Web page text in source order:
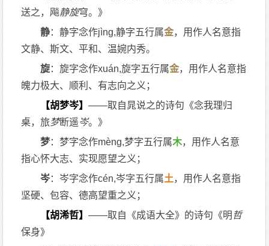
送之，飚静旋穹。》
静：静字念作jìng,静字五行属金，用作人名意指
文静、斯文、平和、温婉内秀。
旋：旋字念作xuán,旋字五行属金，用作人名意指
魄力极大、顺利、有志向之义；
【胡梦岑】——取自晁说之的诗句《念我理归
桌，旅梦断遥岑。》
梦：梦字念作mèng,梦字五行属木，用作人名意
指心怀大志、实现愿望之义；
岑：岑字念作cén,岑字五行属土，用作人名意指
坚硬、包容、德高望重之义；
【胡浠哲】——取自《成语大全》的诗句《明 哲
保身》